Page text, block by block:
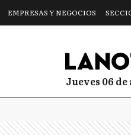
EMPRESAS Y NEGOCIOS
jueves 06